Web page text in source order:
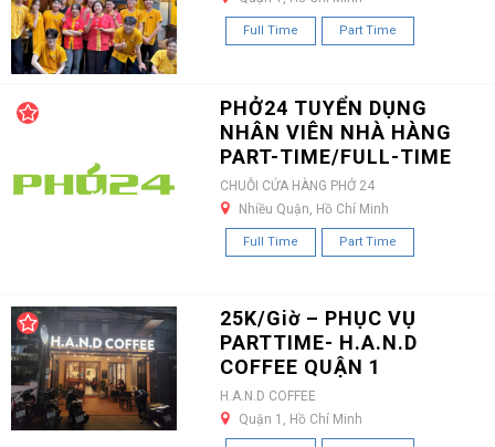
Full Time Part Time
PHỞ24 TUYỂN DỤNG
NHÂN VIÊN NHÀ HÀNG
PART-TIME/FULL-TIME
CHUỖI CỬA HÀNG PHỞ 24
Nhiều Quận, Hồ Chí Minh
Full Time Part Time
25K/Giờ – PHỤC VỤ
PARTTIME- H.A.N.D
COFFEE QUẬN 1
H.A.N.D COFFEE
Quận 1, Hồ Chí Minh